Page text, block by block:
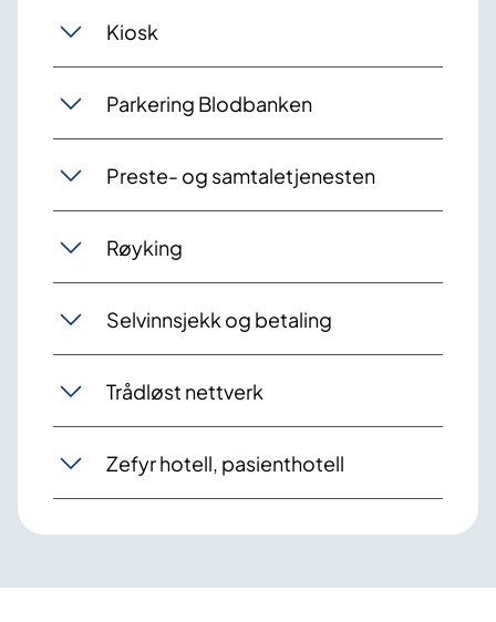
Kiosk
Parkering Blodbanken
Preste- og samtaletjenesten
Røyking
Selvinnsjekk og betaling
Trådløst nettverk
Zefyr hotell, pasienthotell